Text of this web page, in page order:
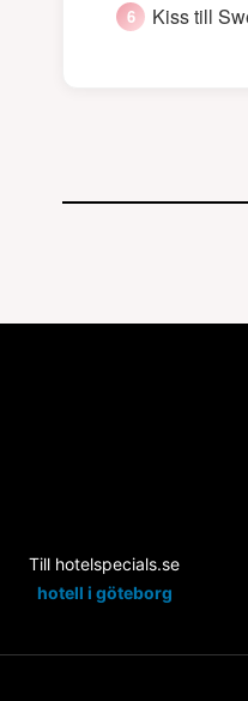
Kiss till
Till hotelspecials.se
hotell i göteborg